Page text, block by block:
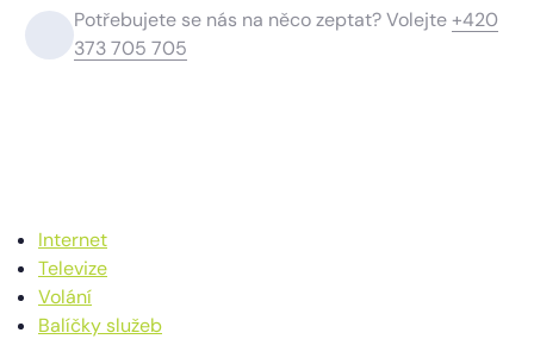
Potřebujete se nás na něco zeptat? Volejte+420
373 705 705
Internet
Televize
Volání
Balíčky služeb